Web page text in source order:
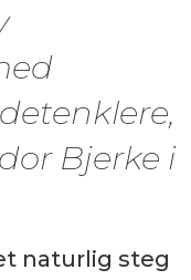
Bjerke i
naturlig steg